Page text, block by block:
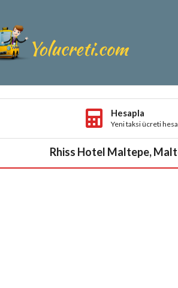
Hesapla
Yeni taksi ücreti
Rhiss Hotel Maltepe,